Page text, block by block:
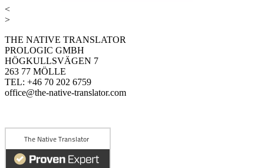
<
>
THE NATIVE TRANSLATOR
PROLOGIC GMBH
HÖGKULLSVÄGEN 7
263 77 MÖLLE
TEL: +46 70 202 6759
office@the-native-translator.com